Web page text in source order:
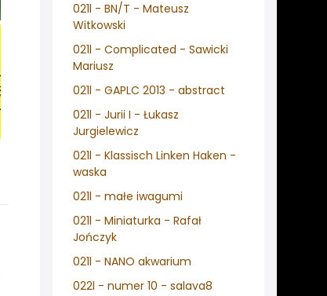
021l - BN/T - Mateusz
Witkowski
021l - Complicated - Sawicki
Mariusz
021l - GAPLC 2013 - abstract
021l - Jurii I - Łukasz
Jurgielewicz
021l - Klassisch Linken Haken -
waska
021l - małe iwagumi
021l - Miniaturka - Rafał
Jończyk
021l - NANO akwarium
022l - numer 10 - salava8